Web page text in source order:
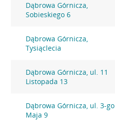
Dąbrowa Górnicza,
Sobieskiego 6
Dąbrowa Górnicza,
Tysiąclecia
Dąbrowa Górnicza, ul. 11
Listopada 13
Dąbrowa Górnicza, ul. 3-go
Maja 9